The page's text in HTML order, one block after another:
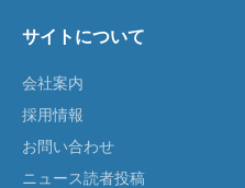
サイトについて
会社案内
採用情報
お問い合わせ
ニュース読者投稿